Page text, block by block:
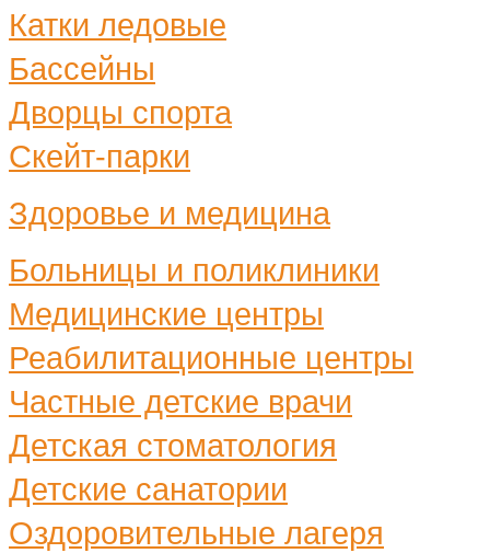
Катки ледовые
Бассейны
Дворцы спорта
Скейт-парки
Здоровье и медицина
Больницы и поликлиники
Медицинские центры
Реабилитационные центры
Частные детские врачи
Детская стоматология
Детские санатории
Оздоровительные лагеря